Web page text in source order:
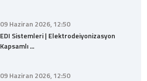
09 Haziran 2026, 12:50
EDI Sistemleri | Elektrodeiyonizasyon
Kapsamlı ...
09 Haziran 2026, 12:50